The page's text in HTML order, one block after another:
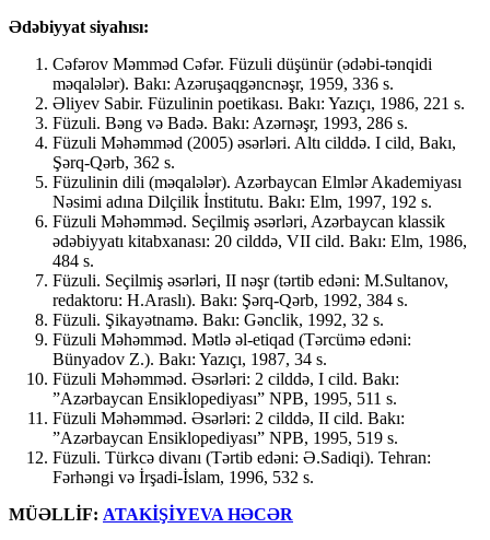
Ədəbiyyat siyahısı:
Cəfərov Məmməd Cəfər. Füzuli düşünür (ədəbi-tənqidi
məqalələr). Bakı: Azəruşaqgəncnəşr, 1959, 336 s.
Əliyev Sabir. Füzulinin poetikası. Bakı: Yazıçı, 1986, 221 s.
Füzuli. Bəng və Badə. Bakı: Azərnəşr, 1993, 286 s.
Füzuli Məhəmməd (2005) əsərləri. Altı cilddə. I cild, Bakı,
Şərq-Qərb, 362 s.
Füzulinin dili (məqalələr). Azərbaycan Elmlər Akademiyası
Nəsimi adına Dilçilik İnstitutu. Bakı: Elm, 1997, 192 s.
Füzuli Məhəmməd. Seçilmiş əsərləri, Azərbaycan klassik
ədəbiyyatı kitabxanası: 20 cilddə, VII cild. Bakı: Elm, 1986,
484 s.
Füzuli. Seçilmiş əsərləri, II nəşr (tərtib edəni: M.Sultanov,
redaktoru: H.Araslı). Bakı: Şərq-Qərb, 1992, 384 s.
Füzuli. Şikayətnamə. Bakı: Gənclik, 1992, 32 s.
Füzuli Məhəmməd. Mətlə əl-etiqad (Tərcümə edəni:
Bünyadov Z.). Bakı: Yazıçı, 1987, 34 s.
Füzuli Məhəmməd. Əsərləri: 2 cilddə, I cild. Bakı:
”Azərbaycan Ensiklopediyası” NPB, 1995, 511 s.
Füzuli Məhəmməd. Əsərləri: 2 cilddə, II cild. Bakı:
”Azərbaycan Ensiklopediyası” NPB, 1995, 519 s.
Füzuli. Türkcə divanı (Tərtib edəni: Ə.Sadiqi). Tehran:
Fərhəngi və İrşadi-İslam, 1996, 532 s.
MÜƏLLİF: ATAKİŞİYEVA HƏCƏR